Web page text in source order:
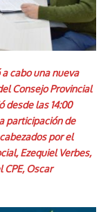
cabo una nueva
Consejo Provincial
desde las 14:00
participación de
por el
Ezequiel Verbes,
Oscar